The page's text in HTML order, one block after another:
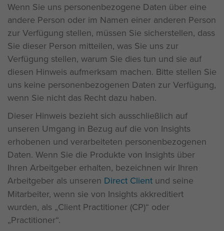
Wenn Sie uns personenbezogene Daten über eine
andere Person oder im Namen einer anderen Person
zur Verfügung stellen, müssen Sie sicherstellen, dass
Sie dieser Person mitteilen, was Sie uns zur
Verfügung stellen, warum Sie dies tun und sie auf
diesen Hinweis aufmerksam machen. Bitte stellen Sie
uns keine personenbezogenen Daten zur Verfügung,
wenn Sie nicht das Recht dazu haben.
Dieser Hinweis bezieht sich ausschließlich auf
unseren Umgang in Bezug auf die von Insights
erhobenen und verarbeiteten personenbezogenen
Daten. Wenn Sie die Produkte von Insights über
Ihren Arbeitgeber erhalten, bezeichnen wir Ihren
Arbeitgeber als unseren Direct Client und seine
Mitarbeiter, wenn sie von Insights akkreditiert
wurden, als „Client Practitioner (CP)“ oder
Practitioner“.